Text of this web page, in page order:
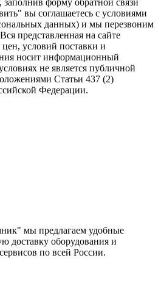
вы соглашаетесь с условиями
данных) и мы перезвоним
представленная на сайте
условий поставки и
носит информационный
не является публичной
Статьи 437 (2)
Федерации.
мы предлагаем удобные
доставку оборудования и
по всей России.